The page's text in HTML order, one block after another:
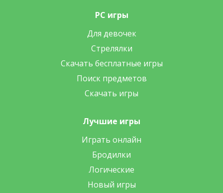
PC игры
Для девочек
Стрелялки
Скачать бесплатные игры
Поиск предметов
Скачать игры
Лучшие игры
Играть онлайн
Бродилки
Логические
Новый игры